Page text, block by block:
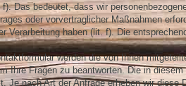
Das bedeutet, dass wir
oder vorvertraglicher Maßnahmen
haben (lit. f). Die
werden die von Ihnen
Ihre Fragen zu beantworten. Die in
Je nach Art der Anfrage erheben wir diese